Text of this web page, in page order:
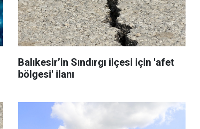
Balıkesir’in Sındırgı ilçesi için 'afet
bölgesi' ilanı